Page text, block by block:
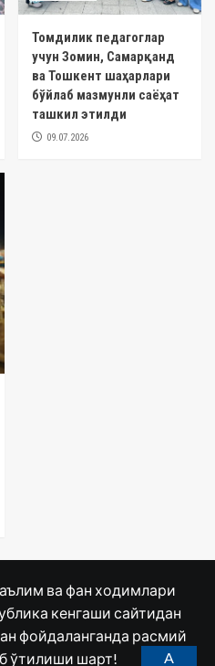
Томдилик педагоглар
учун Зомин, Самарқанд
ва Тошкент шаҳарлари
бўйлаб мазмунли саёҳат
ташкил этилди
09.07.2026
ва фан ходимлари
кенгаши сайтидан
фойдаланганда расмий
ўтилиши шарт!
A